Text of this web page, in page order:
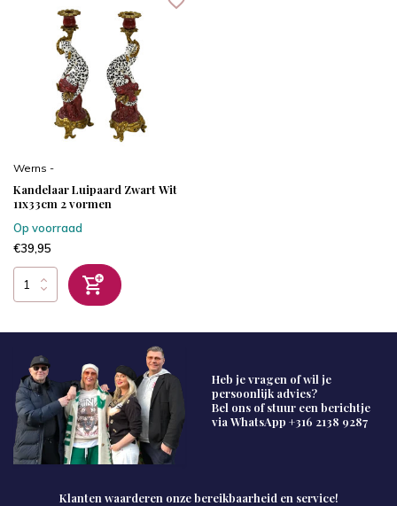
Werns -
Kandelaar Luipaard Zwart Wit
11x33cm 2 vormen
Op voorraad
€39,95
Heb je vragen of wil je
persoonlijk advies?
Bel ons of stuur een berichtje
via WhatsApp +316 2138 9287
Klanten waarderen onze bereikbaarheid en service!